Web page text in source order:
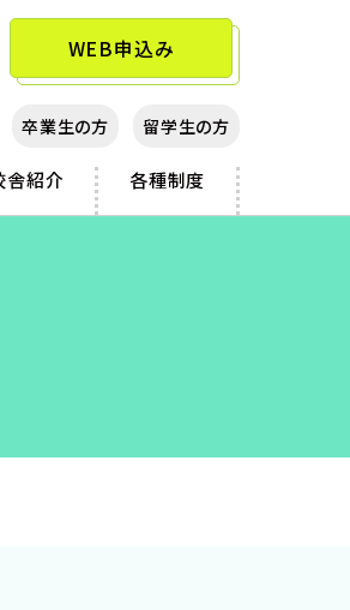
WEB申込み
卒業生の方 留学生の方
舎紹介 各種制度